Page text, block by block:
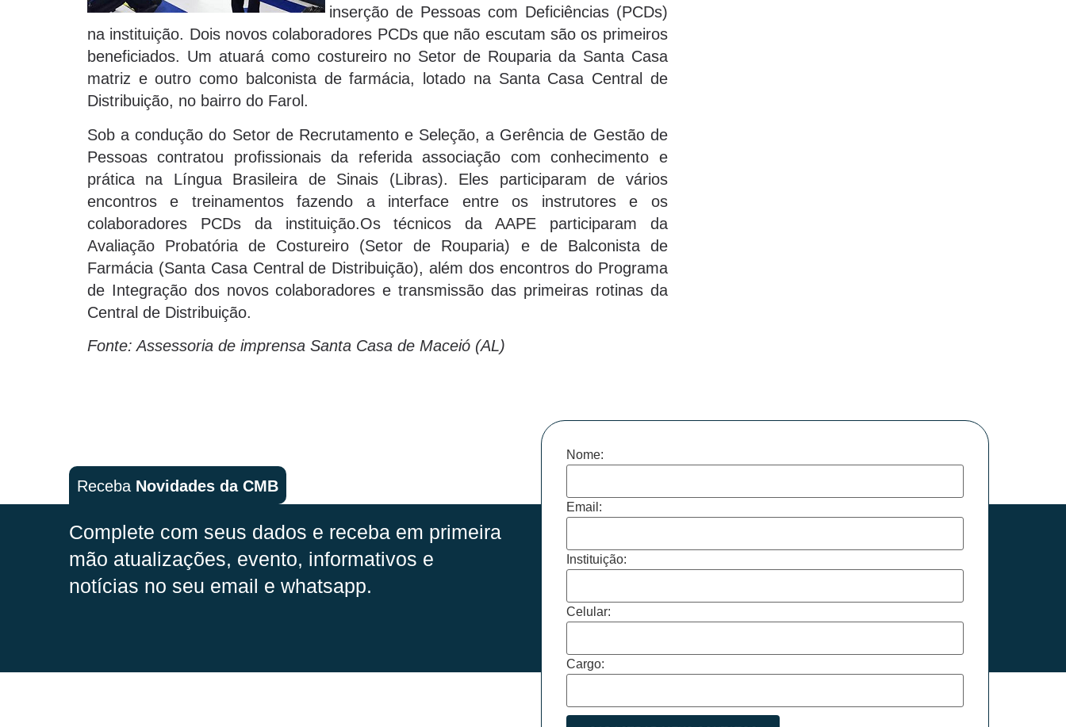
inserção de Pessoas com Deficiências (PCDs)
na instituição. Dois novos colaboradores PCDs que não escutam são os primeiros
beneficiados. Um atuará como costureiro no Setor de Rouparia da Santa Casa
matriz e outro como balconista de farmácia, lotado na Santa Casa Central de
Distribuição, no bairro do Farol.
Sob a condução do Setor de Recrutamento e Seleção, a Gerência de Gestão de
Pessoas contratou profissionais da referida associação com conhecimento e
prática na Língua Brasileira de Sinais (Libras). Eles participaram de vários
encontros e treinamentos fazendo a interface entre os instrutores e os
colaboradores PCDs da instituição.Os técnicos da AAPE participaram da
Avaliação Probatória de Costureiro (Setor de Rouparia) e de Balconista de
Farmácia (Santa Casa Central de Distribuição), além dos encontros do Programa
de Integração dos novos colaboradores e transmissão das primeiras rotinas da
Central de Distribuição.
Fonte: Assessoria de imprensa Santa Casa de Maceió (AL)
Receba Novidades da CMB
Complete com seus dados e receba em primeira
mão atualizações, evento, informativos e
notícias no seu email e whatsapp.
Nome:
Email:
Instituição:
Celular:
Cargo: